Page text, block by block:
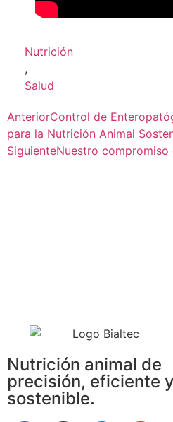
Nutrición
,
Salud
AnteriorControl de
para la Nutrición Animal
SiguienteNuestro
Nutrición animal de
precisión, eficiente y
sostenible.